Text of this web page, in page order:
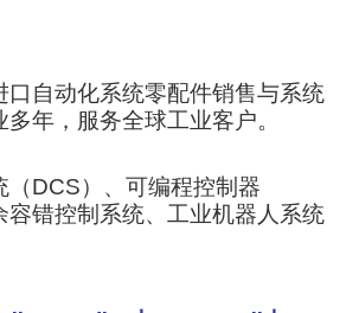
口自动化系统零配件销售与系统
年，服务全球工业客户。
（DCS）、可编程控制器
容错控制系统、工业机器人系统